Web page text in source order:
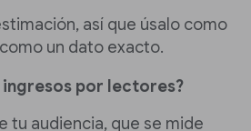
así que úsalo como
un dato exacto.
ingresos por lectores?
tu audiencia, que se mide